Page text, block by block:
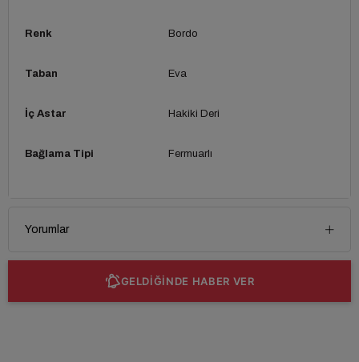
Renk Bordo
Taban Eva
İç Astar Hakiki Deri
Bağlama Tipi Fermuarlı
Yorumlar
GELDİĞİNDE HABER VER